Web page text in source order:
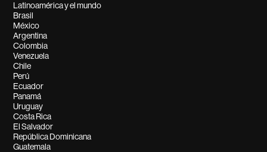
Latinoamérica y el mundo
Brasil
México
Argentina
Colombia
Venezuela
Chile
Perú
Ecuador
Panamá
Uruguay
Costa Rica
El Salvador
República Dominicana
Guatemala